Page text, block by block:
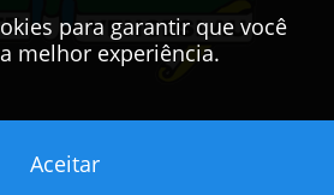
para garantir que você
melhor experiência.
Aceitar